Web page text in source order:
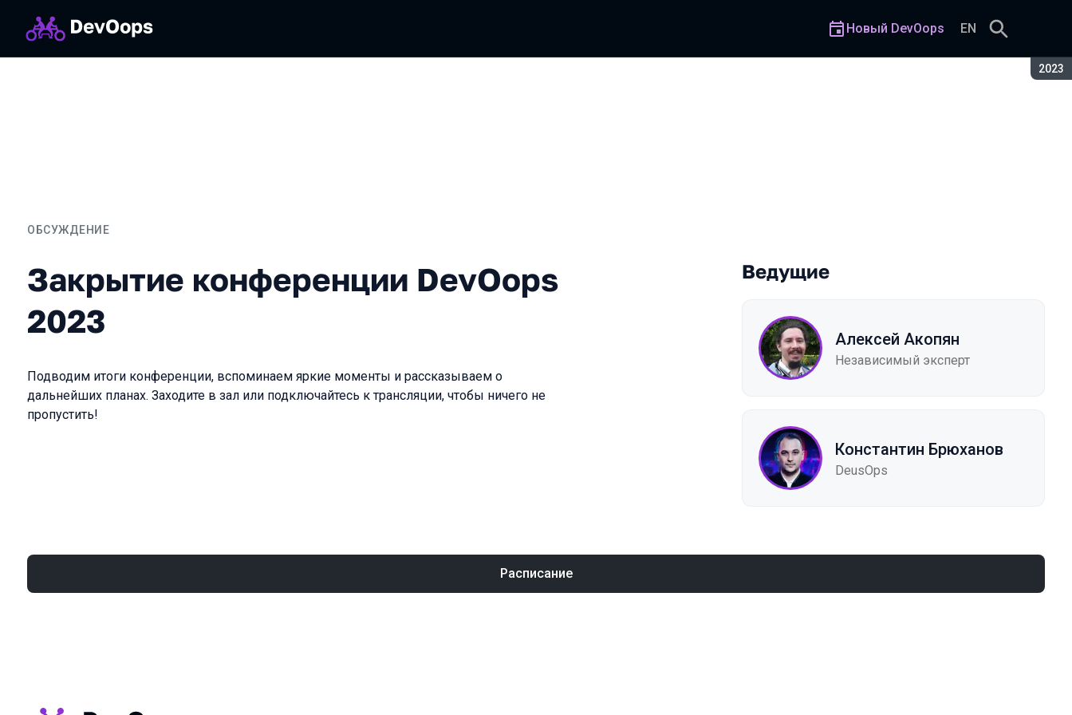
2023
Новый DevOops EN
ОБСУЖДЕНИЕ
Закрытие конференции DevOops 2023
Закрытие конференции DevOops
2023
Подводим итоги конференции, вспоминаем яркие моменты и рассказываем о
дальнейших планах. Заходите в зал или подключайтесь к трансляции, чтобы ничего не
пропустить!
Ведущие
Алексей Акопян
Независимый эксперт
Константин Брюханов
DeusOps
Расписание